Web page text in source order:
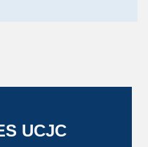
UCJC